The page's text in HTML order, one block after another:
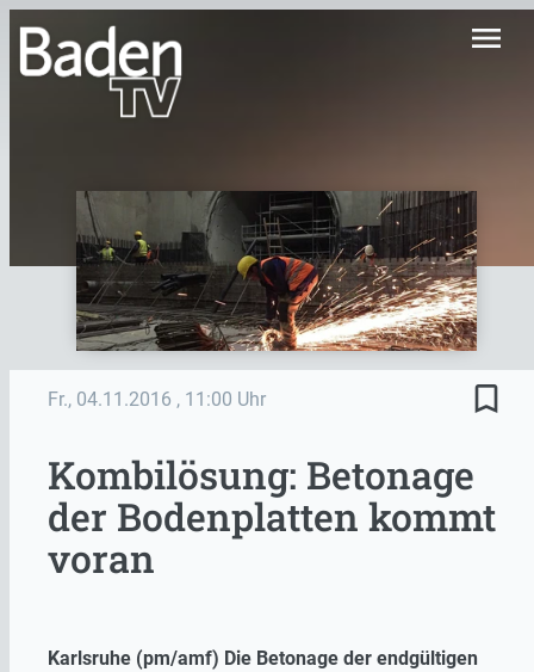
menu
Fr., 04.11.2016 , 11:00 Uhr bookmark_border
Kombilösung: Betonage
der Bodenplatten kommt
voran
Karlsruhe (pm/amf) Die Betonage der endgültigen